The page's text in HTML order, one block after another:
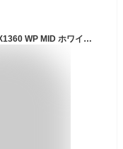
スニーカー メンズ レディース コンバース NX1360 WP MID ホワイト/グリーン/ブラック ホワイト/ブラック/レッド ブラック/ホワイト CONVERSE スノートレ ブーツ カジュアル コートタイプ ガセットタン 防滑 防水 撥水 耐久性 冬 雨天 雪道 男性 紳士 女性 婦人 学生 通学